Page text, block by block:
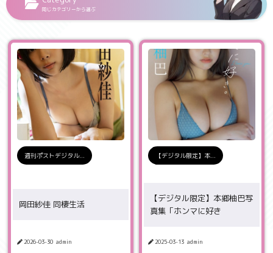
同じカテゴリーから選ぶ
週刊ポストデジタル...
岡田紗佳 同棲生活
2026-03-30 admin
【デジタル限定】本...
【デジタル限定】本郷柚巴写
真集「ホンマに好き
2025-03-13 admin